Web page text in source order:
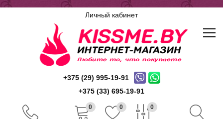
Личный кабинет
+375 (29) 995-19-91
+375 (33) 695-19-91
0 0 0